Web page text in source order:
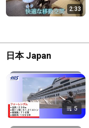
2:33
日本 Japan
5